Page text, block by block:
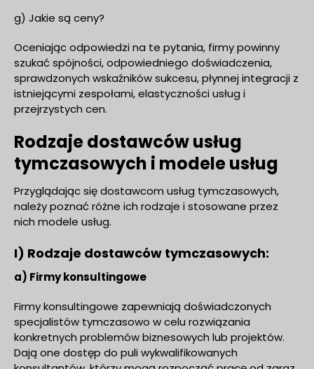
g) Jakie są ceny?
Oceniając odpowiedzi na te pytania, firmy powinny
szukać spójności, odpowiedniego doświadczenia,
sprawdzonych wskaźników sukcesu, płynnej integracji z
istniejącymi zespołami, elastyczności usług i
przejrzystych cen.
Rodzaje dostawców usług
tymczasowych i modele usług
Przyglądając się dostawcom usług tymczasowych,
należy poznać różne ich rodzaje i stosowane przez
nich modele usług.
I) Rodzaje dostawców tymczasowych:
a) Firmy konsultingowe
Firmy konsultingowe zapewniają doświadczonych
specjalistów tymczasowo w celu rozwiązania
konkretnych problemów biznesowych lub projektów.
Dają one dostęp do puli wykwalifikowanych